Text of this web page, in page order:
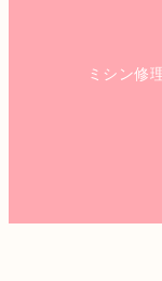
ミシン修